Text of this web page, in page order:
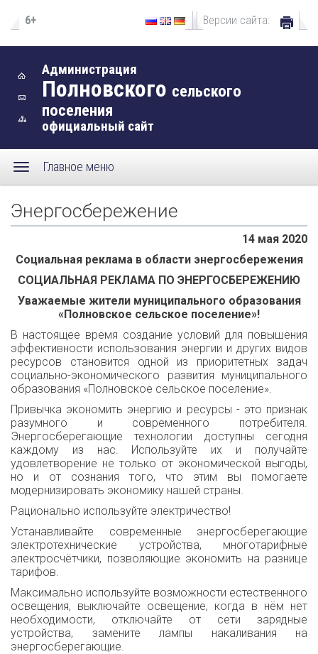
6+ Версии сайта:
Администрация
Полновского сельского
поселения
официальный сайт
Главное меню
Энергосбережение
14 мая 2020
Социальная реклама в области энергосбережения
СОЦИАЛЬНАЯ РЕКЛАМА ПО ЭНЕРГОСБЕРЕЖЕНИЮ
Уважаемые жители муниципального образования
«Полновское сельское поселение»!
В настоящее время создание условий для повышения
эффективности использования энергии и других видов
ресурсов становится одной из приоритетных задач
социально-экономического развития муниципального
образования «Полновское сельское поселение».
Привычка экономить энергию и ресурсы - это признак
разумного и современного потребителя.
Энергосберегающие технологии доступны сегодня
каждому из нас. Используйте их и получайте
удовлетворение не только от экономической выгоды,
но и от сознания того, что этим вы помогаете
модернизировать экономику нашей страны.
Рационально используйте электричество!
Устанавливайте современные энергосберегающие
электротехнические устройства, многотарифные
электросчётчики, позволяющие экономить на разнице
тарифов.
Максимально используйте возможности естественного
освещения, выключайте освещение, когда в нём нет
необходимости, отключайте от сети зарядные
устройства, замените лампы накаливания на
энергосберегающие.